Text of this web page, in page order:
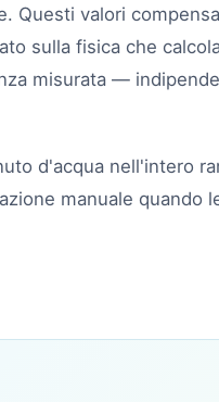
Questi valori
sulla fisica che
misurata —
d'acqua nell'intero
manuale quando